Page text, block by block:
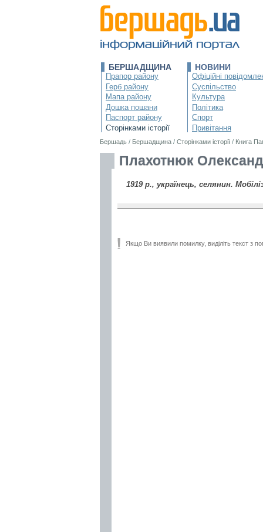
БЕРШАДЩИНА
Прапор району
Герб району
Мапа району
Дошка пошани
Паспорт району
Сторінками історії
НОВИНИ
Офіційні
Суспільство
Культура
Політика
Спорт
Привітання
Бершадь / Бершадщина / Сторінками історії / Книга
Плахотнюк
1919 р., українець, селянин.
Якщо Ви виявили помилку, виділіть текст з